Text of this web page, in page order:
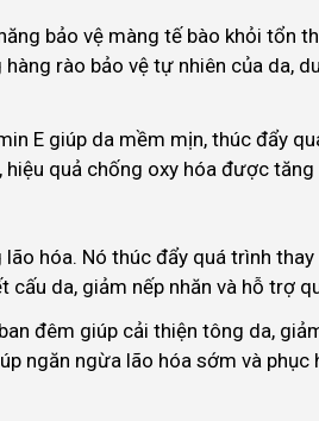
bảo vệ màng tế bào khỏi tổn
rào bảo vệ tự nhiên của da,
E giúp da mềm mịn, thúc đẩy
quả chống oxy hóa được
hóa. Nó thúc đẩy quá trình
da, giảm nếp nhăn và hỗ trợ
đêm giúp cải thiện tông da,
ngăn ngừa lão hóa sớm và phục